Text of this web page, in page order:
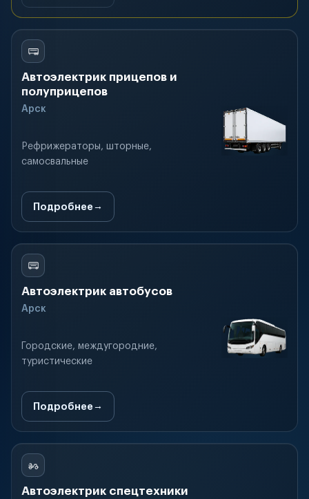
Автоэлектрик прицепов и
полуприцепов
Арск
Рефрижераторы, шторные,
самосвальные
Подробнее
Автоэлектрик автобусов
Арск
Городские, междугородние,
туристические
Подробнее
Автоэлектрик спецтехники